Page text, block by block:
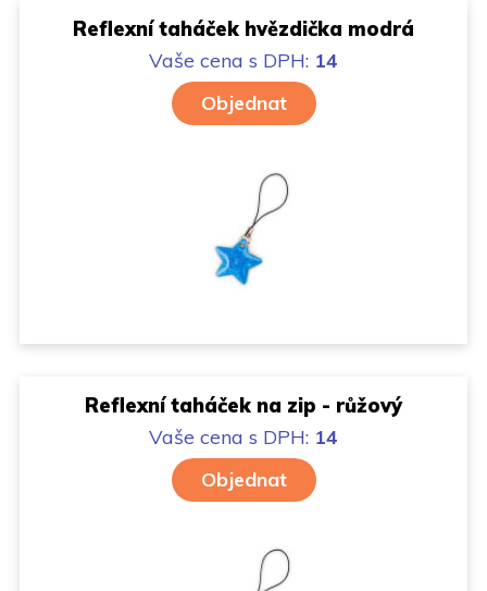
Reflexní taháček hvězdička modrá
Vaše cena s DPH: 14
Objednat
Reflexní taháček na zip - růžový
Vaše cena s DPH: 14
Objednat